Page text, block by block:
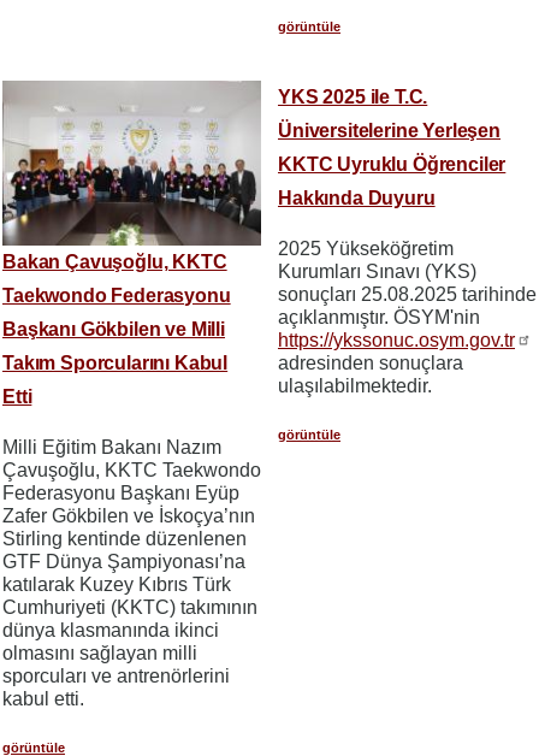
görüntüle
Bakan Çavuşoğlu, KKTC
Taekwondo Federasyonu
Başkanı Gökbilen ve Milli
Takım Sporcularını Kabul
Etti
Milli Eğitim Bakanı Nazım
Çavuşoğlu, KKTC Taekwondo
Federasyonu Başkanı Eyüp
Zafer Gökbilen ve İskoçya’nın
Stirling kentinde düzenlenen
GTF Dünya Şampiyonası’na
katılarak Kuzey Kıbrıs Türk
Cumhuriyeti (KKTC) takımının
dünya klasmanında ikinci
olmasını sağlayan milli
sporcuları ve antrenörlerini
kabul etti.
görüntüle
YKS 2025 ile T.C.
Üniversitelerine Yerleşen
KKTC Uyruklu Öğrenciler
Hakkında Duyuru
2025 Yükseköğretim
Kurumları Sınavı (YKS)
sonuçları 25.08.2025 tarihinde
açıklanmıştır. ÖSYM'nin
https://ykssonuc.osym.gov.tr
adresinden sonuçlara
ulaşılabilmektedir.
görüntüle